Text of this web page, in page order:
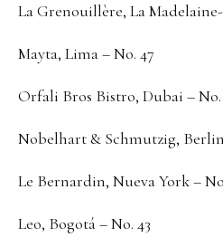
La Grenouillère, La
Mayta, Lima – No. 47
Orfali Bros Bistro, Dubai – No.
Nobelhart & Schmutzig, Berlin
Le Bernardin, Nueva York –
Leo, Bogotá – No. 43